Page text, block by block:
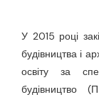
У 2015 році
будівництва і
освіту за
будівництво